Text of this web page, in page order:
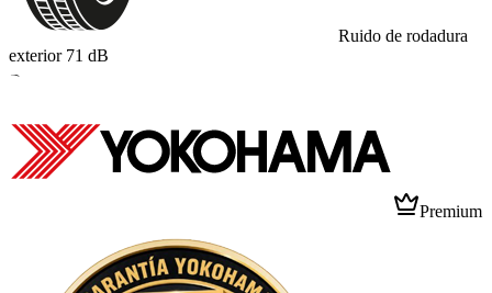
Ruido de rodadura
exterior 71 dB
B
Premium